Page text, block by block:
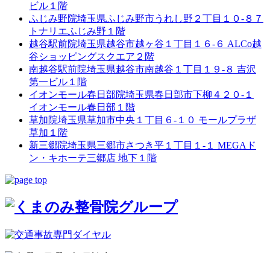
ビル１階
ふじみ野院埼玉県ふじみ野市うれし野２丁目１０-８７
トナリエふじみ野１階
越谷駅前院埼玉県越谷市越ヶ谷１丁目１６-６ ALCo越
谷ショッピングスクエア２階
南越谷駅前院埼玉県越谷市南越谷１丁目１９-８ 吉沢
第一ビル１階
イオンモール春日部院埼玉県春日部市下柳４２０-１
イオンモール春日部１階
草加院埼玉県草加市中央１丁目６-１０ モールプラザ
草加１階
新三郷院埼玉県三郷市さつき平１丁目１-１ MEGAド
ン・キホーテ三郷店 地下１階